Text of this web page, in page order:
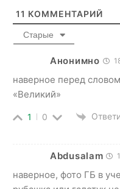
11 КОММЕНТАРИЙ
Старые
Анонимно
наверное перед
«Великий»
1 0
Abdusalam
наверное, фото ГБ в